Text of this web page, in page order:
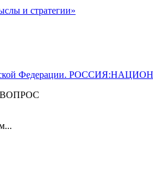
и стратегии»
Федерации.